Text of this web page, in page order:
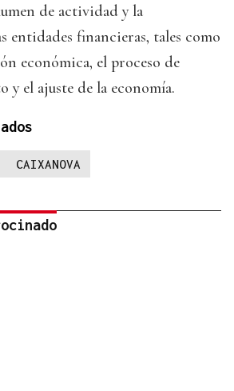
de actividad y la
entidades financieras, tales como
económica, el proceso de
y el ajuste de la economía.
CAIXANOVA